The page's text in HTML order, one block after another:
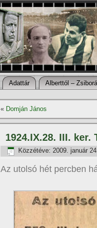
Adattár Alberttól –
« Domján János
1924.IX.28. III. ker.
Közzétéve: 2009. január
Az utolsó hét percben